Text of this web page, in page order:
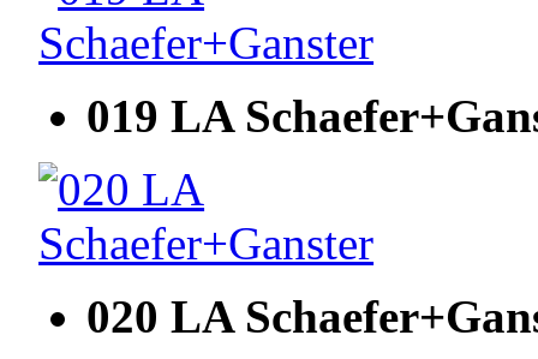
019 LA
020 LA